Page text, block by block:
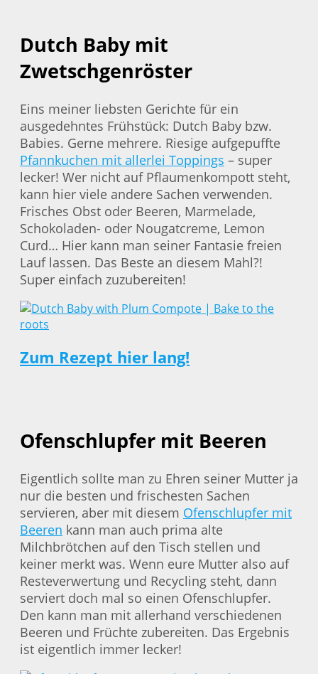
Dutch Baby mit
Zwetschgenröster
Eins meiner liebsten Gerichte für ein
ausgedehntes Frühstück: Dutch Baby bzw.
Babies. Gerne mehrere. Riesige aufgepuffte
Pfannkuchen mit allerlei Toppings – super
lecker! Wer nicht auf Pflaumenkompott steht,
kann hier viele andere Sachen verwenden.
Frisches Obst oder Beeren, Marmelade,
Schokoladen- oder Nougatcreme, Lemon
Curd… Hier kann man seiner Fantasie freien
Lauf lassen. Das Beste an diesem Mahl?!
Super einfach zuzubereiten!
Zum Rezept hier lang!
Ofenschlupfer mit Beeren
Eigentlich sollte man zu Ehren seiner Mutter ja
nur die besten und frischesten Sachen
servieren, aber mit diesem Ofenschlupfer mit
Beeren kann man auch prima alte
Milchbrötchen auf den Tisch stellen und
keiner merkt was. Wenn eure Mutter also auf
Resteverwertung und Recycling steht, dann
serviert doch mal so einen Ofenschlupfer.
Den kann man mit allerhand verschiedenen
Beeren und Früchte zubereiten. Das Ergebnis
ist eigentlich immer lecker!